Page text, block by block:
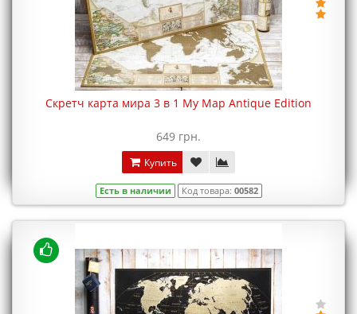
Скретч карта мира 3 в 1 My Map Antique Edition
649 грн.
Купить
Есть в наличии Код товара: 00582